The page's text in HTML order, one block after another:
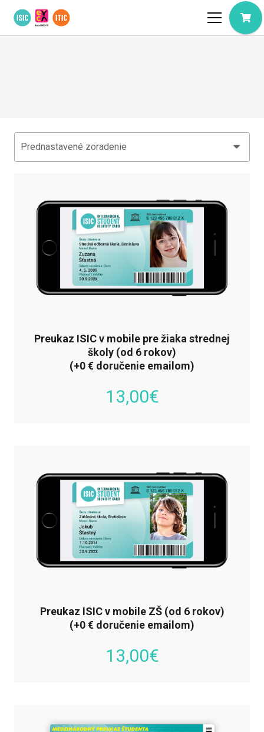
Preukaz ISIC v mobile pre žiaka strednej
školy (od 6 rokov)
(+0 € doručenie emailom)
13,00€
Preukaz ISIC v mobile ZŠ (od 6 rokov)
(+0 € doručenie emailom)
13,00€